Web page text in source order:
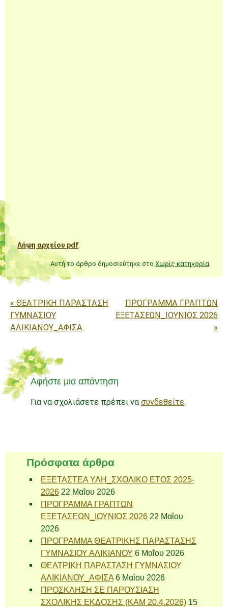
Λήψη αρχείου pdf
Αυτή το άρθρο δημοσιεύτηκε στο Χωρίς κατηγορία.
Πλοήγηση άρθρων
« ΘΕΑΤΡΙΚΗ ΠΑΡΑΣΤΑΣΗ
ΓΥΜΝΑΣΙΟΥ
ΑΛΙΚΙΑΝΟΥ_ΑΦΙΣΑ
ΠΡΟΓΡΑΜΜΑ ΓΡΑΠΤΩΝ
ΕΞΕΤΑΣΕΩΝ_ΙΟΥΝΙΟΣ 2026
»
Αφήστε μια απάντηση
Για να σχολιάσετε πρέπει νασυνδεθείτε.
Πρόσφατα άρθρα
ΕΞΕΤΑΣΤΕΑ ΥΛΗ_ΣΧΟΛΙΚΟ ΕΤΟΣ 2025-
2026 22 Μαΐου 2026
ΠΡΟΓΡΑΜΜΑ ΓΡΑΠΤΩΝ
ΕΞΕΤΑΣΕΩΝ_ΙΟΥΝΙΟΣ 2026 22 Μαΐου
2026
ΠΡΟΓΡΑΜΜΑ ΘΕΑΤΡΙΚΗΣ ΠΑΡΑΣΤΑΣΗΣ
ΓΥΜΝΑΣΙΟΥ ΑΛΙΚΙΑΝΟΥ 6 Μαΐου 2026
ΘΕΑΤΡΙΚΗ ΠΑΡΑΣΤΑΣΗ ΓΥΜΝΑΣΙΟΥ
ΑΛΙΚΙΑΝΟΥ_ΑΦΙΣΑ 6 Μαΐου 2026
ΠΡΟΣΚΛΗΣΗ ΣΕ ΠΑΡΟΥΣΙΑΣΗ
ΣΧΟΛΙΚΗΣ ΕΚΔΟΣΗΣ (ΚΑΜ 20.4.2026) 15